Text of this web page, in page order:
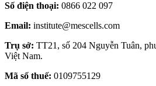
Số điện thoại: 0866 022 097
Email: institute@mescells.com
Trụ sở: TT21, số 204 Nguyễn Tuân,
Việt Nam.
Mã số thuế: 0109755129